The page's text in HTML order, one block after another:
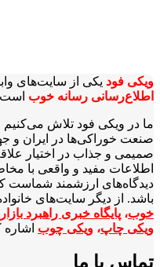
ویکی‌ فود یکی از سایت‌های
اطلاع‌رسانی رسانه خوب
ما در ویکی‌ فود تلاش می‌کنیم
صنعت خوراکی‌ها در ایران و
صمیمی و جذاب در اختیار
اطلاعات مفید و واقعی با
دیدگاه‌های ارزشمند شماست
باشد. از دیگر سایت‌های
خوب، پایگاه خبری راهبرد بازار
ویکی چاپ، ویکی چوب اشاره
تماس با ما